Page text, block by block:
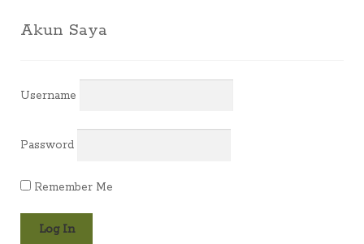
Akun Saya
Username
Password
Remember Me